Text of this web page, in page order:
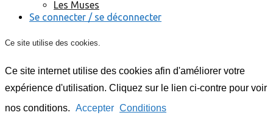
Les Muses
Se connecter / se déconnecter
Ce site utilise des cookies.
Ce site internet utilise des cookies afin d'améliorer votre
expérience d'utilisation. Cliquez sur le lien ci-contre pour voir
nos conditions. Accepter Conditions